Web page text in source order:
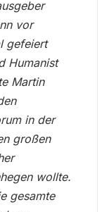
vor
gefeiert
Humanist
Martin
in der
großen
wollte.
gesamte